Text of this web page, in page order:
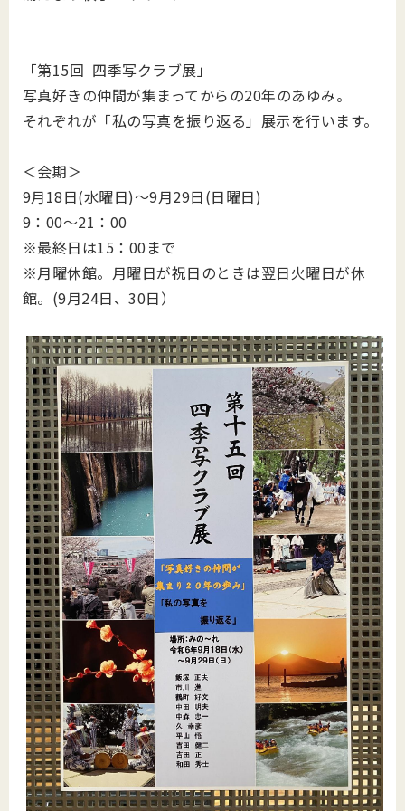
「第15回 四季写クラブ展」
写真好きの仲間が集まってからの20年のあゆみ。
それぞれが「私の写真を振り返る」展示を行います。
＜会期＞
9月18日(水曜日)～9月29日(日曜日)
9：00～21：00
※最終日は15：00まで
※月曜休館。月曜日が祝日のときは翌日火曜日が休
館。(9月24日、30日）